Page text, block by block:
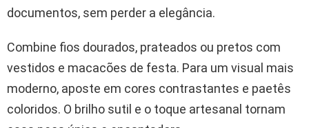
documentos, sem perder a elegância.
Combine fios dourados, prateados ou pretos com
vestidos e macacões de festa. Para um visual mais
moderno, aposte em cores contrastantes e paetês
coloridos. O brilho sutil e o toque artesanal tornam